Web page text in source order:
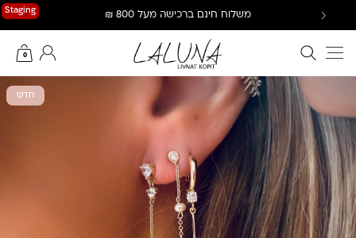
Staging משלוח חינם ברכישה מעל 800 ₪
חיפוש באתר
0
החשבון שלי
חדש